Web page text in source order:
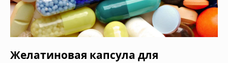
Желатиновая капсула для